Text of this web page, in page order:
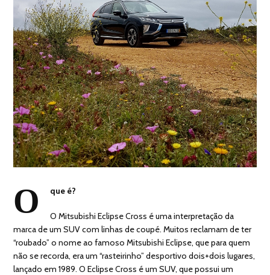
O que é?
O Mitsubishi Eclipse Cross é uma interpretação da
marca de um SUV com linhas de coupé. Muitos reclamam de ter
“roubado” o nome ao famoso Mitsubishi Eclipse, que para quem
não se recorda, era um “rasteirinho” desportivo dois+dois lugares,
lançado em 1989. O Eclipse Cross é um SUV, que possui um